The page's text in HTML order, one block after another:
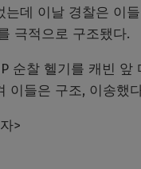
는데 이날 경찰은 이
극적으로 구조됐다.
순찰 헬기를 캐빈 앞
이들은 구조, 이송했
>